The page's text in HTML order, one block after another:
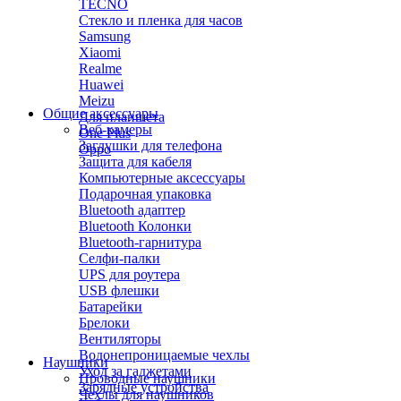
TECNO
Стекло и пленка для часов
Samsung
Xiaomi
Realme
Huawei
Meizu
Для планшета
One Plus
Oppo
Общие аксессуары
Веб-камеры
Заглушки для телефона
Защита для кабеля
Компьютерные аксессуары
Подарочная упаковка
Bluetooth адаптер
Bluetooth Колонки
Bluetooth-гарнитура
Селфи-палки
UPS для роутера
USB флешки
Батарейки
Брелоки
Вентиляторы
Водонепроницаемые чехлы
Уход за гаджетами
Зарядные устройства
Наушники
Проводные наушники
Чехлы для наушников